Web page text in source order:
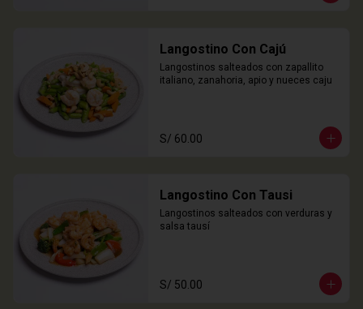
Langostino Con Cajú
Langostinos salteados con zapallito
italiano, zanahoria, apio y nueces caju
S/ 60.00
Langostino Con Tausi
Langostinos salteados con verduras y
salsa tausí
S/ 50.00